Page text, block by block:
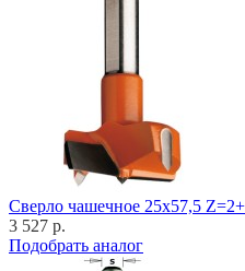
Cверло чашечное 25x57,5
3 527 р.
Подобрать аналог